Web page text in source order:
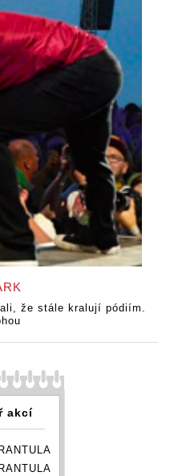
že stále kralují pódiím.
akcí